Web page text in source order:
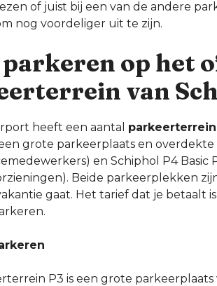
of juist bij een van de andere
nog voordeliger uit te zijn.
parkeren op het
van
heeft een aantal
grote parkeerplaats en
en Schiphol P4
Beide parkeerplekken
gaat. Het tarief dat je betaalt
P3 is een grote